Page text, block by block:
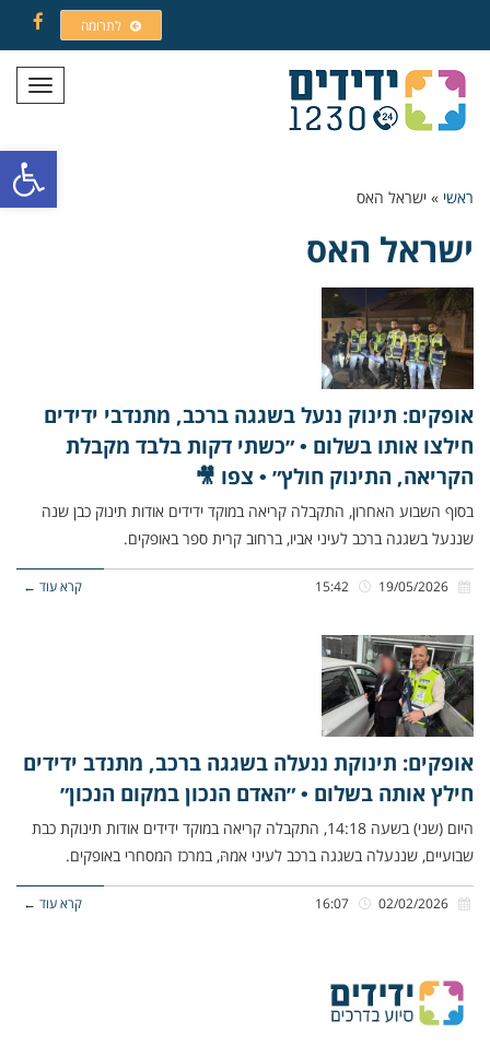
פתח
לתרומה
תפריט
ראשי » ישראל האס
ישראל האס
אופקים: תינוק ננעל בשגגה ברכב, מתנדבי ידידים
חילצו אותו בשלום • ״כשתי דקות בלבד מקבלת
הקריאה, התינוק חולץ״ • צפו 🎥
בסוף השבוע האחרון, התקבלה קריאה במוקד ידידים אודות תינוק כבן שנה
שננעל בשגגה ברכב לעיני אביו, ברחוב קרית ספר באופקים.
קרא עוד ←
אופקים: תינוקת ננעלה בשגגה ברכב, מתנדב ידידים
חילץ אותה בשלום • ״האדם הנכון במקום הנכון״
היום (שני) בשעה 14:18, התקבלה קריאה במוקד ידידים אודות תינוקת כבת
שבועיים, שננעלה בשגגה ברכב לעיני אמהּ, במרכז המסחרי באופקים.
קרא עוד ←